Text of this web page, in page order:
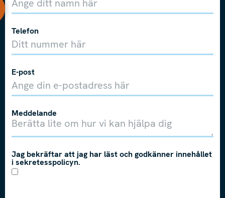
Telefon
E-post
Meddelande
Jag bekräftar att jag har läst och godkänner innehållet
i sekretesspolicyn.